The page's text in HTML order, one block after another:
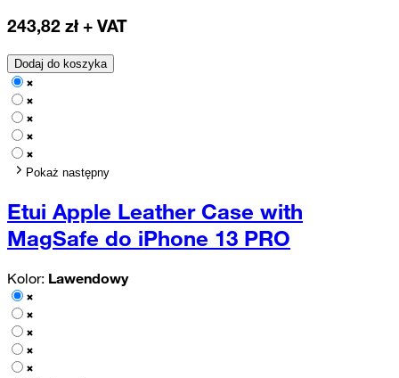
243,82 zł + VAT
Dodaj do koszyka
Pokaż następny
Etui Apple Leather Case with
MagSafe do iPhone 13 PRO
Kolor: Lawendowy